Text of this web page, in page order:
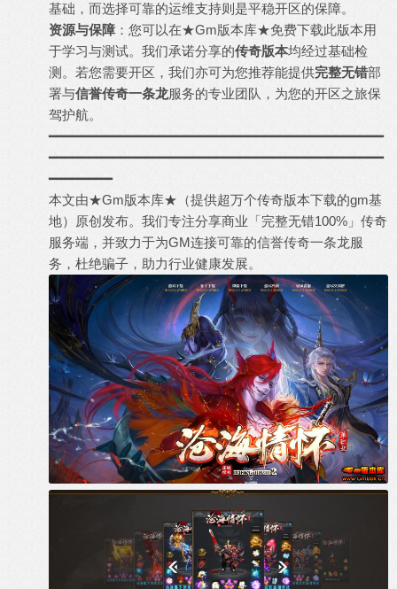
基础，而选择可靠的运维支持则是平稳开区的保障。
资源与保障 ：您可以在★Gm版本库★免费下载此版本用
于学习与测试。我们承诺分享的传奇版本均经过基础检
测。若您需要开区，我们亦可为您推荐能提供完整无错部
署与信誉传奇一条龙服务的专业团队，为您的开区之旅保
驾护航。
━━━━━━━━━━━━━━━━━━━━━━━━━━━━━━━━━━━━━━━━━━
━━━━━━━━━━━━━━━━━━━━━━━━━━━━━━━━━━━━━━━━━━
━━━━━━━━
本文由★Gm版本库★（提供超万个传奇版本下载的gm基
地）原创发布。我们专注分享商业「完整无错100%」传奇
服务端 ，并致力于为GM连接可靠的信誉传奇一条龙服
务， 杜绝骗子 ，助力行业健康发展。